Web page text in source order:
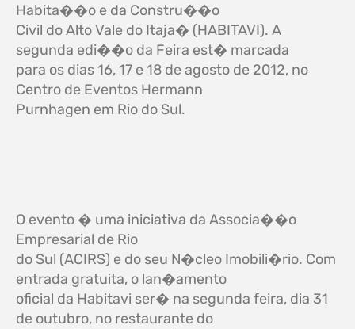
Habita��o e da Constru��o
Civil do Alto Vale do Itaja� (HABITAVI). A
segunda edi��o da Feira est� marcada
para os dias 16, 17 e 18 de agosto de 2012, no
Centro de Eventos Hermann
Purnhagen em Rio do Sul.
O evento � uma iniciativa da Associa��o
Empresarial de Rio
do Sul (ACIRS) e do seu N�cleo Imobili�rio. Com
entrada gratuita, o lan�amento
oficial da Habitavi ser� na segunda feira, dia 31
de outubro, no restaurante do